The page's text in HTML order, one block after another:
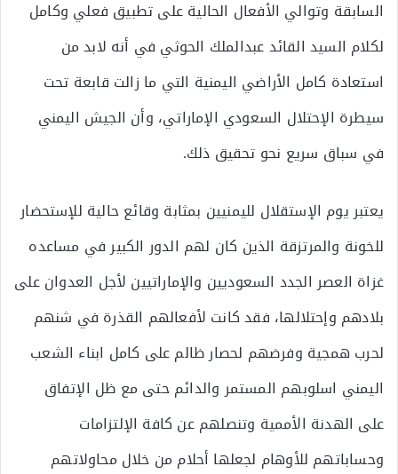
السابقة وتوالي الأفعال الحالية على تطبيق فعلي وكامل
لكلام السيد القائد عبدالملك الحوثي في أنه لابد من
استعادة كامل الأراضي اليمنية التي ما زالت قابعة تحت
سيطرة الإحتلال السعودي الإماراتي، وأن الجيش اليمني
في سباق سريع نحو تحقيق ذلك.
يعتبر يوم الإستقلال لليمنيين بمثابة وقائع حالية للإستحضار
للخونة والمرتزقة الذين كان لهم الدور الكبير في مساعده
غزاة العصر الجدد السعوديين والإماراتيين لأجل العدوان على
بلادهم وإحتلالها، فقد كانت لأفعالهم القذرة في شنهم
لحرب همجية وفرضهم لحصار ظالم على كامل ابناء الشعب
اليمني اسلوبهم المستمر والدائم حتى مع ظل الإتفاق
على الهدنة الأممية وتنصلهم عن كافة الإلتزامات
وحساباتهم للأوهام لجعلها أحلام من خلال محاولاتهم